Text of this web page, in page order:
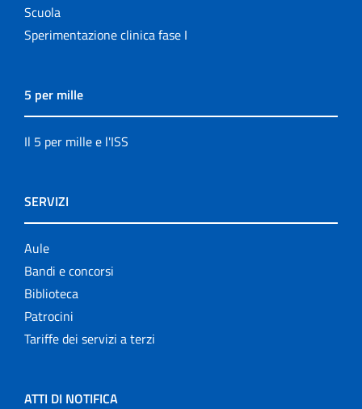
Scuola
Sperimentazione clinica fase I
5 per mille
Il 5 per mille e l'ISS
SERVIZI
Aule
Bandi e concorsi
Biblioteca
Patrocini
Tariffe dei servizi a terzi
ATTI DI NOTIFICA